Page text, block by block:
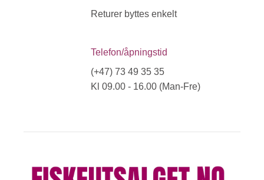
Returer byttes enkelt
Telefon/åpningstid
(+47) 73 49 35 35
Kl 09.00 - 16.00 (Man-Fre)